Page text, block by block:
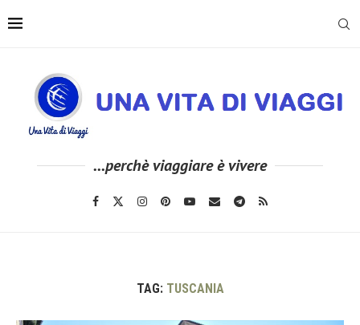
...perchè viaggiare è vivere
TAG: TUSCANIA